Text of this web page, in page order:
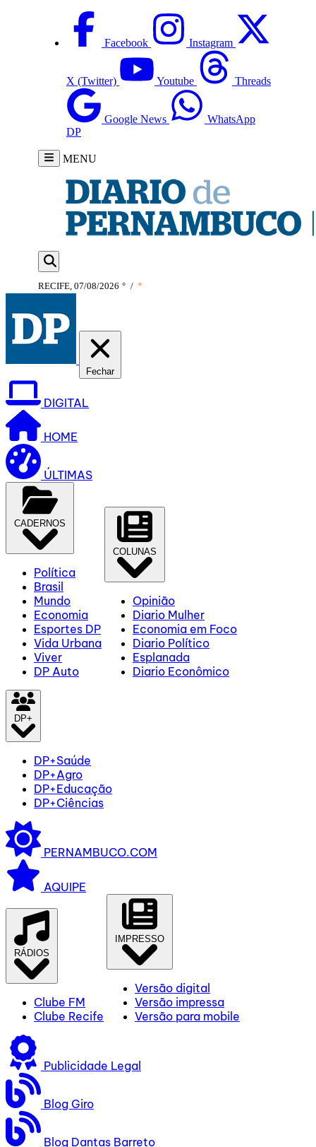
Facebook Instagram
X (Twitter) Youtube Threads
Google News
WhatsApp
DP
MENU
RECIFE, 07/08/2026 ° / °
Fechar
DIGITAL
HOME
ÚLTIMAS
CADERNOS
Política
Brasil
Mundo
Economia
Esportes DP
Vida Urbana
Viver
DP Auto
COLUNAS
Opinião
Diario Mulher
Economia em Foco
Diario Político
Esplanada
Diario Econômico
DP+
DP+Saúde
DP+Agro
DP+Educação
DP+Ciências
PERNAMBUCO.COM
AQUIPE
RÁDIOS
Clube FM
Clube Recife
IMPRESSO
Versão digital
Versão impressa
Versão para mobile
Publicidade Legal
Blog Giro
Blog Dantas Barreto